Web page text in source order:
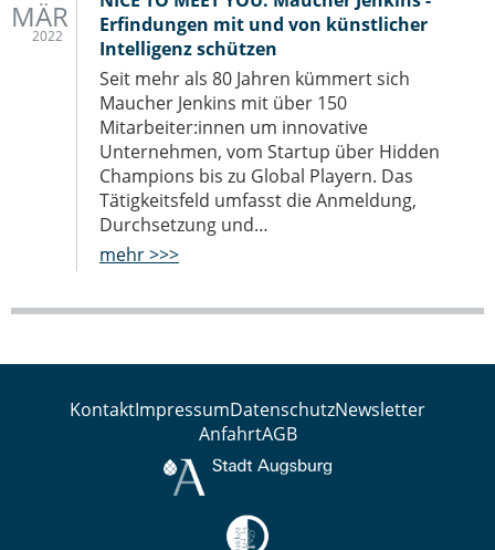
MÄR
2022
Erfindungen mit und von künstlicher
Intelligenz schützen
Seit mehr als 80 Jahren kümmert sich
Maucher Jenkins mit über 150
Mitarbeiter:innen um innovative
Unternehmen, vom Startup über Hidden
Champions bis zu Global Playern. Das
Tätigkeitsfeld umfasst die Anmeldung,
Durchsetzung und…
mehr >>>
KontaktImpressumDatenschutzNewsletter
AnfahrtAGB